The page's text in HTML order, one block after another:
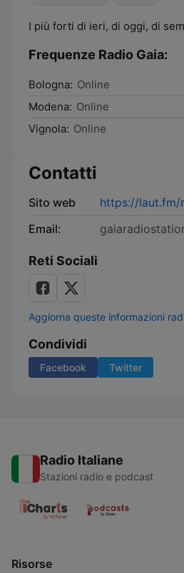
I più forti di ieri, di oggi, di
Frequenze Radio Gaia:
Bologna: Online
Modena: Online
Vignola: Online
Contatti
Sito web
https://laut.fm/
Email:
Reti Sociali
Aggiorna queste informazioni
Condividi
Facebook Twitter
Radio Italiane
Stazioni radio e podcast
Risorse